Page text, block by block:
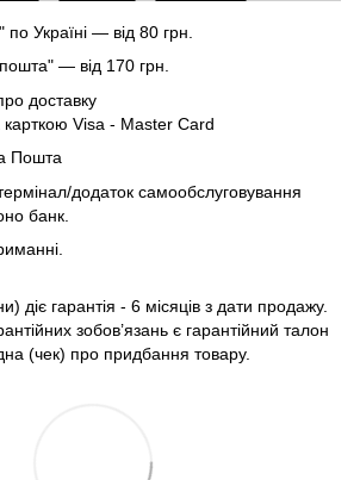
Україні — від 80 грн.
— від 170 грн.
доставку
Visa - Master Card
Пошта
додаток самообслуговування
банк.
діє гарантія - 6 місяців з дати продажу.
зобов’язань є гарантійний талон
(чек) про придбання товару.